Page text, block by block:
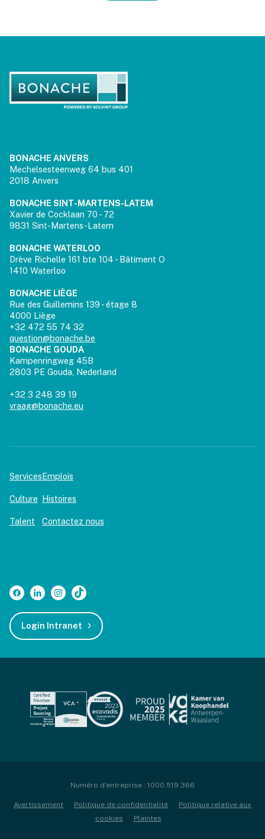
BONACHE ANVERS
Mechelsesteenweg 64 bus 401
2018 Anvers
BONACHE SINT-MARTENS-LATEM
Xavier de Cocklaan 70 - 72
9831 Sint-Martens-Latem
BONACHE WATERLOO
Drève Richelle 161 bte 104 - Bâtiment O
1410 Waterloo
BONACHE LIÈGE
Rue des Guillemins 139 - étage 8
4000 Liège
+32 472 55 74 32
question@bonache.be
BONACHE GOUDA
Kampenringweg 45B
2803 PE Gouda, Nederland
+32 3 248 39 19
vraag@bonache.eu
Services
Culture
Talent
Emplois
Histoires
Contactez nous
Login Intranet
Numéro d'entreprise : 1000.519.366
Avertissement Politique de confidentialité
Politique relative aux
cookies
Plaintes